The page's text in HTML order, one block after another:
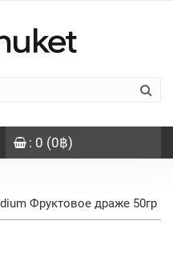
: 0 (0฿)
Фруктовое драже 50гр